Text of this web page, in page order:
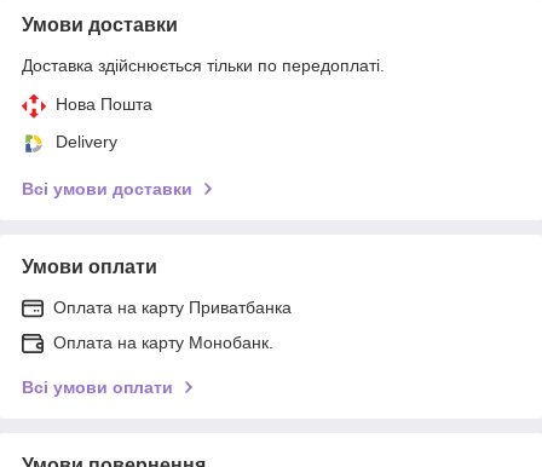
Умови доставки
Доставка здійснюється тільки по передоплаті.
Нова Пошта
Delivery
Всі умови доставки
Умови оплати
Оплата на карту Приватбанка
Оплата на карту Монобанк.
Всі умови оплати